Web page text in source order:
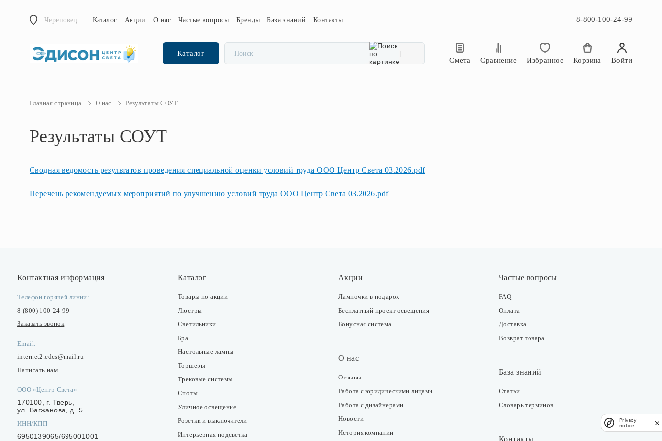
Череповец Каталог Акции О нас Частые вопросы Бренды База знаний Контакты 8-800-100-24-99
Каталог
Смета
Сравнение Избранное Корзина Войти
Главная страница О нас Результаты СОУТ
Результаты СОУТ
Сводная ведомость результатов проведения специальной оценки условий труда ООО Центр Света 03.2026.pdf
Перечень рекомендуемых мероприятий по улучшению условий труда ООО Центр Света 03.2026.pdf
Контактная информация
Телефон горячей линии:
8 (800) 100-24-99
Заказать звонок
Email:
internet2.edcs@mail.ru
Написать нам
ООО «Центр Света»
170100, г. Тверь,
ул. Вагжанова, д. 5
ИНН/КПП
6950139065/695001001
Каталог
Товары по акции
Люстры
Светильники
Бра
Настольные лампы
Торшеры
Трековые системы
Споты
Уличное освещение
Розетки и выключатели
Интерьерная подсветка
Акции
Лампочки в подарок
Бесплатный проект освещения
Бонусная система
О нас
Отзывы
Работа с юридическими лицами
Работа с дизайнерами
Новости
История компании
Частые вопросы
FAQ
Оплата
Доставка
Возврат товара
База знаний
Статьи
Словарь терминов
Контакты
Privacy
notice